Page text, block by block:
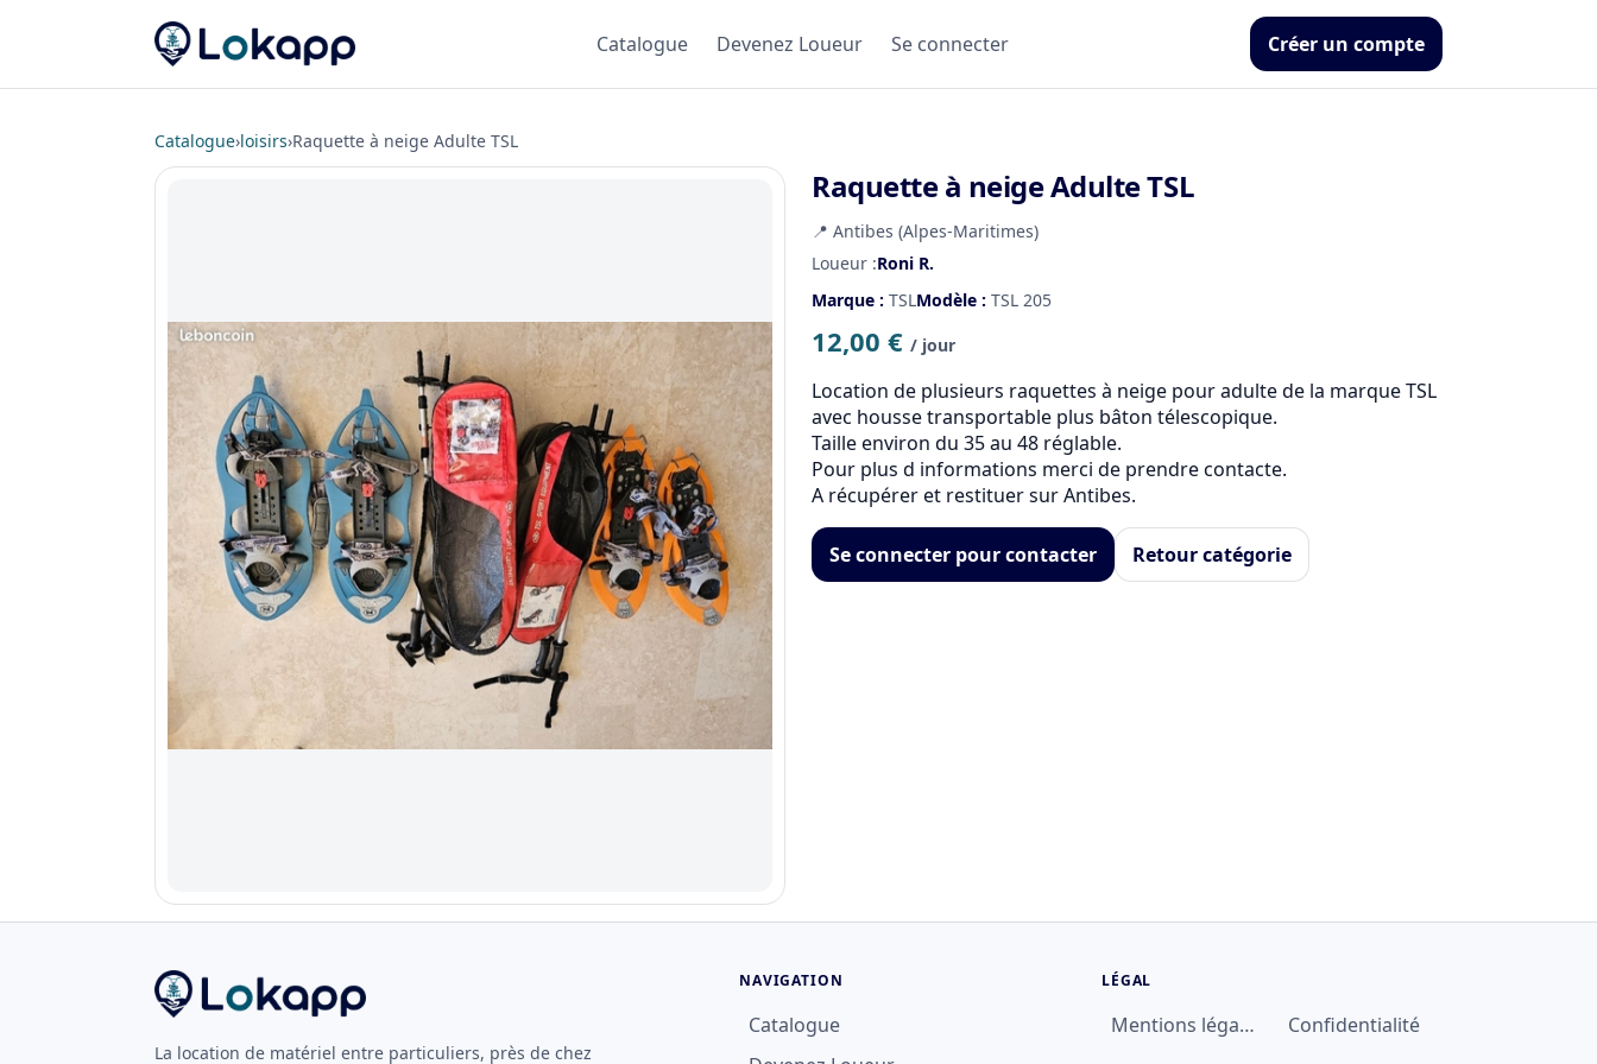
Catalogue Devenez Loueur Se connecter Créer un compte
Catalogue›loisirs›Raquette à neige Adulte TSL
Raquette à neige Adulte TSL
📍 Antibes (Alpes-Maritimes)
Loueur :Roni R.
Marque : TSLModèle : TSL 205
12,00 € / jour
Location de plusieurs raquettes à neige pour adulte de la marque TSL
avec housse transportable plus bâton télescopique.
Taille environ du 35 au 48 réglable.
Pour plus d informations merci de prendre contacte.
A récupérer et restituer sur Antibes.
Se connecter pour contacter Retour catégorie
La location de matériel entre particuliers, près de chez
NAVIGATION
Catalogue
LÉGAL
Mentions légales
Confidentialité